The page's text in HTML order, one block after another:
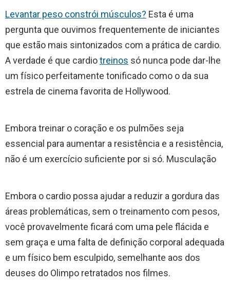
Levantar peso constrói músculos? Esta é uma
pergunta que ouvimos frequentemente de iniciantes
que estão mais sintonizados com a prática de cardio.
A verdade é que cardiotreinos só nunca pode dar-lhe
um físico perfeitamente tonificado como o da sua
estrela de cinema favorita de Hollywood.
Embora treinar o coração e os pulmões seja
essencial para aumentar a resistência e a resistência,
não é um exercício suficiente por si só. Musculação
Embora o cardio possa ajudar a reduzir a gordura das
áreas problemáticas, sem o treinamento com pesos,
você provavelmente ficará com uma pele flácida e
sem graça e uma falta de definição corporal adequada
e um físico bem esculpido, semelhante aos dos
deuses do Olimpo retratados nos filmes.